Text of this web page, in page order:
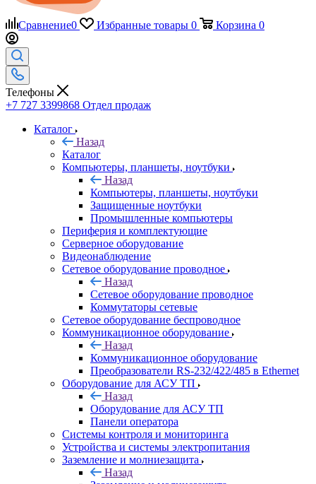
Сравнение0 Избранные товары 0 Корзина 0
Телефоны
+7 727 3399868 Отдел продаж
Каталог
Назад
Каталог
Компьютеры, планшеты, ноутбуки
Назад
Компьютеры, планшеты, ноутбуки
Защищенные ноутбуки
Промышленные компьютеры
Периферия и комплектующие
Серверное оборудование
Видеонаблюдение
Сетевое оборудование проводное
Назад
Сетевое оборудование проводное
Коммутаторы сетевые
Сетевое оборудование беспроводное
Коммуникационное оборудование
Назад
Коммуникационное оборудование
Преобразователи RS-232/422/485 в Ethernet
Оборудование для АСУ ТП
Назад
Оборудование для АСУ ТП
Панели оператора
Системы контроля и мониторинга
Устройства и системы электропитания
Заземление и молниезащита
Назад